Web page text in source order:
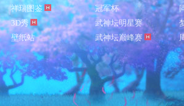
充值 客服中心
祥瑞图鉴
3D秀
壁纸站
冠军杯
武神坛明星赛
武神坛巅峰赛